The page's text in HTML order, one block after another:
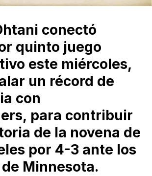
conectó
quinto juego
este miércoles,
un récord de
con
para contribuir
de la novena de
por 4-3 ante los
Minnesota.